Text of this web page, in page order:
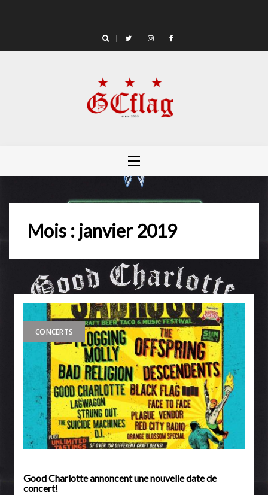
Mois : janvier 2019
CONCERTS
Good Charlotte annoncent une nouvelle date de
concert!